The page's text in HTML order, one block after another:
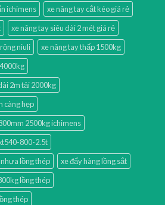
ichimens
xe nâng tay cắt kéo giá rẻ
xe nâng tay siêu dài 2 mét giá rẻ
niuli
xe nâng tay thấp 1500kg
2m tải 2000kg
càng hẹp
2500kg ichimens
800-2.5t
lồng thép
xe đẩy hàng lồng sắt
lồng thép
thép